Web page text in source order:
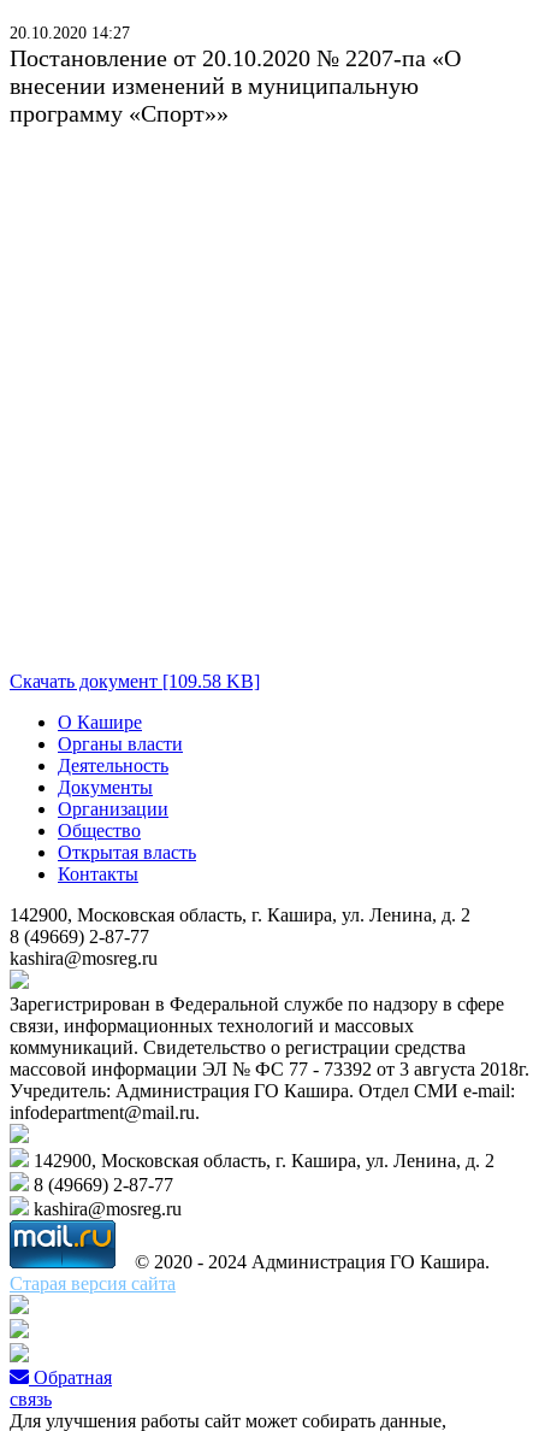
20.10.2020 14:27
Постановление от 20.10.2020 № 2207-па «О
внесении изменений в муниципальную
программу «Спорт»»
Скачать документ [109.58 KB]
О Кашире
Органы власти
Деятельность
Документы
Организации
Общество
Открытая власть
Контакты
142900, Московская область, г. Кашира, ул. Ленина, д. 2
8 (49669) 2-87-77
kashira@mosreg.ru
Зарегистрирован в Федеральной службе по надзору в сфере
связи, информационных технологий и массовых
коммуникаций. Свидетельство о регистрации средства
массовой информации ЭЛ № ФС 77 - 73392 от 3 августа 2018г.
Учредитель: Администрация ГО Кашира. Отдел СМИ e-mail:
infodepartment@mail.ru.
142900, Московская область, г. Кашира, ул. Ленина, д. 2
8 (49669) 2-87-77
kashira@mosreg.ru
© 2020 - 2024 Администрация ГО Кашира.
Старая версия сайта
Обратная
связь
Для улучшения работы сайт может собирать данные,